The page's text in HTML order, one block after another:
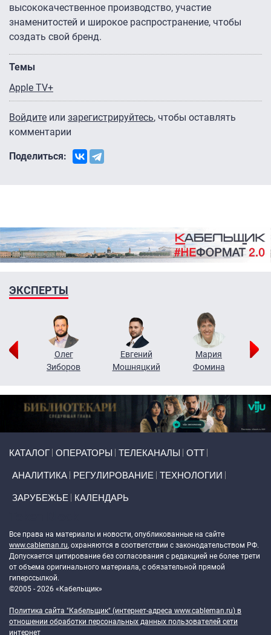
высококачественное производство, участие
знаменитостей и широкое распространение, чтобы
создать свой бренд.
Темы
Apple TV+
Войдите или зарегистрируйтесь, чтобы оставлять
комментарии
Поделиться:
ЭКСПЕРТЫ
Олег
Зиборов
Евгений
Мошняцкий
Мария
Фомина
КАТАЛОГ ОПЕРАТОРЫ ТЕЛЕКАНАЛЫ ОТТ
АНАЛИТИКА РЕГУЛИРОВАНИЕ ТЕХНОЛОГИИ
ЗАРУБЕЖЬЕ КАЛЕНДАРЬ
Все права на материалы и новости, опубликованные на сайте
www.cableman.ru, охраняются в соответствии с законодательством РФ.
Допускается цитирование без согласования с редакцией не более трети
от объема оригинального материала, с обязательной прямой
гиперссылкой.
©2005 - 2026 «Кабельщик»
Политика сайта "Кабельщик" (интернет-адреса www.cableman.ru) в
отношении обработки персональных данных пользователей сети
интернет